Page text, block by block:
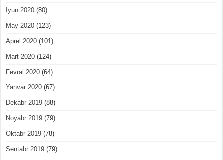
Iyun 2020 (80)
May 2020 (123)
Aprel 2020 (101)
Mart 2020 (124)
Fevral 2020 (64)
Yanvar 2020 (67)
Dekabr 2019 (88)
Noyabr 2019 (79)
Oktabr 2019 (78)
Sentabr 2019 (79)